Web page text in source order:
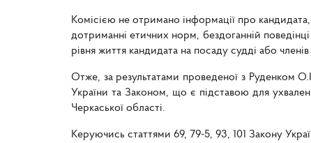
Комісією не отримано інформації про
дотриманні етичних норм, бездоганній
рівня життя кандидата на посаду судді або
Отже, за результатами проведеної з Руденком
України та Законом, що є підставою для
Черкаської області.
Керуючись статтями 69, 79-5, 93, 101 Закону